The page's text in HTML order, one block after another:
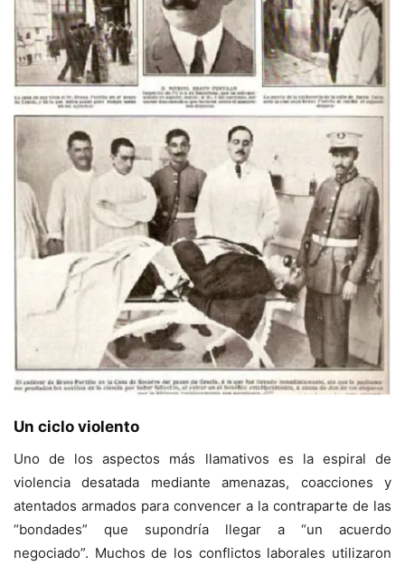
Un ciclo violento
Uno de los aspectos más llamativos es la espiral de
violencia desatada mediante amenazas, coacciones y
atentados armados para convencer a la contraparte de las
“bondades” que supondría llegar a “un acuerdo
negociado”. Muchos de los conflictos laborales utilizaron